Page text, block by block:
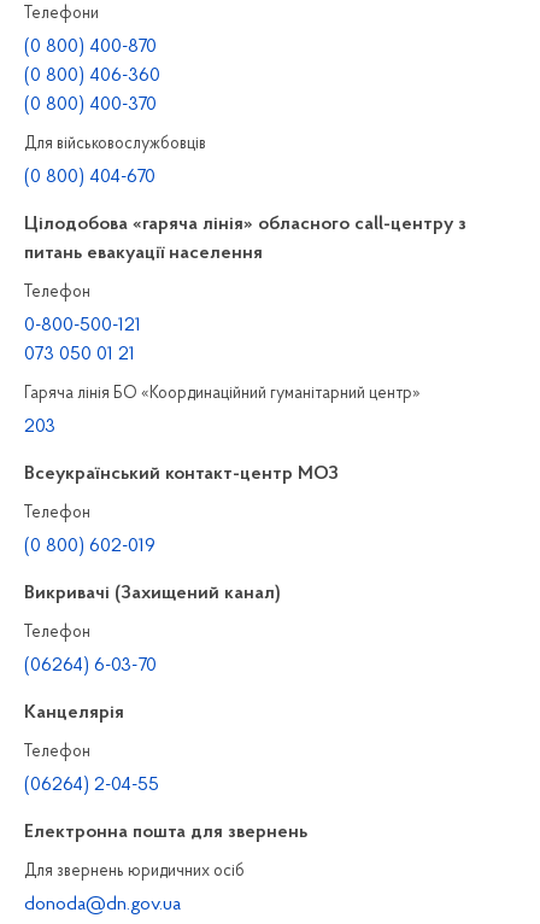
Телефони
(0 800) 400-870
(0 800) 406-360
(0 800) 400-370
Для військовослужбовців
(0 800) 404-670
Цілодобова «гаряча лінія» обласного call-центру з
питань евакуації населення
Телефон
0-800-500-121
073 050 01 21
Гаряча лінія БО «Координаційний гуманітарний центр»
203
Всеукраїнський контакт-центр МОЗ
Телефон
(0 800) 602-019
Викривачі (Захищений канал)
Телефон
(06264) 6-03-70
Канцелярiя
Телефон
(06264) 2-04-55
Електронна пошта для звернень
Для звернень юридичних осiб
donoda@dn.gov.ua